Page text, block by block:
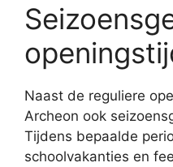
Naast de reguliere
Archeon ook
Tijdens bepaalde
schoolvakanties en